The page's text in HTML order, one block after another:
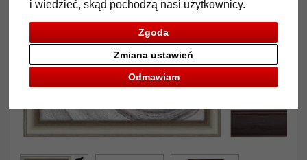
i wiedzieć, skąd pochodzą nasi użytkownicy.
Zgoda
Odmawiam
Zmiana ustawień